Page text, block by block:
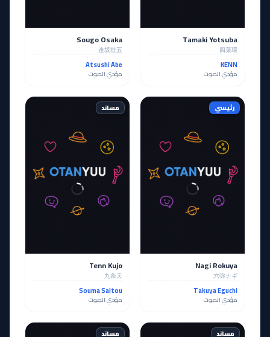
Tamaki Yotsuba
四葉環
KENN
مؤدي الصوت
Sougo Osaka
逢坂壮五
Atsushi Abe
مؤدي الصوت
رئيسي
Nagi Rokuya
六弥ナギ
Takuya Eguchi
مؤدي الصوت
مساند
Tenn Kujo
九条天
Souma Saitou
مؤدي الصوت
مساند مساند